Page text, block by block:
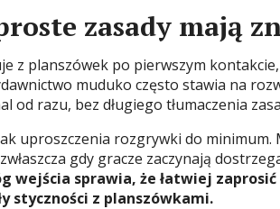
zasady mają
z planszówek po pierwszym
muduko często stawia na
od razu, bez długiego tłumaczenia
uproszczenia rozgrywki do minimum.
gdy gracze zaczynają
wejścia sprawia, że łatwiej zaprosić
styczności z planszówkami.